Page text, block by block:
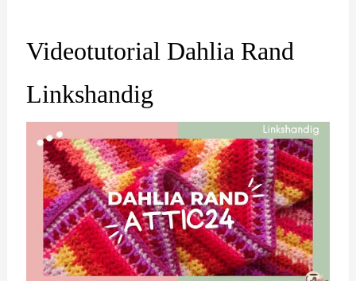
Videotutorial Dahlia Rand
Linkshandig